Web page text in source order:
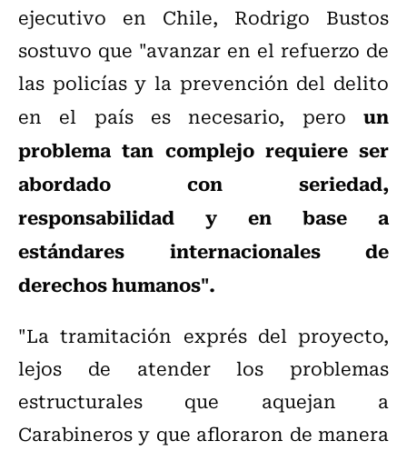
ejecutivo en Chile, Rodrigo Bustos
sostuvo que "avanzar en el refuerzo de
las policías y la prevención del delito
en el país es necesario, pero un
problema tan complejo requiere ser
abordado con seriedad,
responsabilidad y en base a
estándares internacionales de
derechos humanos".
"La tramitación exprés del proyecto,
lejos de atender los problemas
estructurales que aquejan a
Carabineros y que afloraron de manera